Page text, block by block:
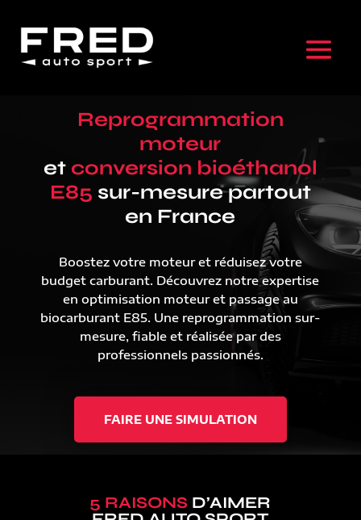
Reprogrammation
moteur
et conversion bioéthanol
E85 sur-mesure partout
en France
Boostez votre moteur et réduisez votre
budget carburant. Découvrez notre expertise
en optimisation moteur et passage au
biocarburant E85. Une reprogrammation sur-
mesure, fiable et réalisée par des
professionnels passionnés.
FAIRE UNE SIMULATION
5 RAISONS D’AIMER